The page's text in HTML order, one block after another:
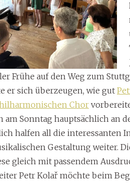
Frühe auf den Weg zum
er sich überzeugen, wie gut
Chor
am Sonntag hauptsächlich an
halfen all die interessanten
Gestaltung weiter.
gleich mit passendem
Petr Kolař möchte beim